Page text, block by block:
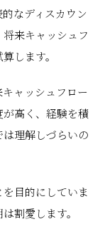
なディスカウン
来キャッシュフ
します。
ャッシュフロー
高く、経験を積
理解しづらいの
目的にしていま
割愛します。